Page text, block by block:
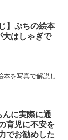
】ぷちの絵本
大はしゃぎで
本を写真で解説し
に実際に通
育児に不安を
でお勧めした